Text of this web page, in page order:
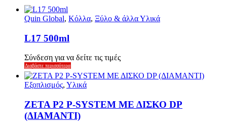
Quin Global, Κόλλα, Ξύλο & άλλα Υλικά
L17 500ml
Σύνδεση για να δείτε τις τιμές
Διαβάστε περισσότερα
Εξοπλισμός, Υλικά
ZETA P2 P-SYSTEM ΜΕ ΔΙΣΚΟ DP
(ΔΙΑΜΑΝΤΙ)